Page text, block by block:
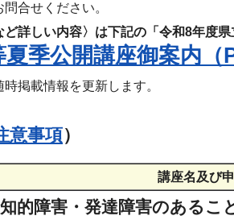
合せください。
詳しい内容〉は下記の「令和8年度
季公開講座御案内（
掲載情報を更新します。
意事項）
講座名及び
知的障害・発達障害のあるこ